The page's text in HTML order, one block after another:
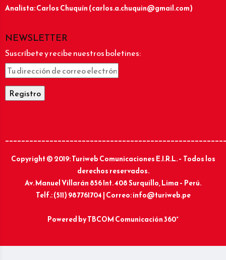
Analista: Carlos Chuquín (carlos.a.chuquin@gmail.com)
NEWSLETTER
Suscríbete y recibe nuestros boletines:
Copyright © 2019: Turiweb Comunicaciones E.I.R.L. – Todos los
derechos reservados.
Av. Manuel Villarán 856 Int. 408 Surquillo, Lima – Perú.
Telf.: (511) 987761704 | Correo: info@turiweb.pe
Powered byTBCOM Comunicación 360°